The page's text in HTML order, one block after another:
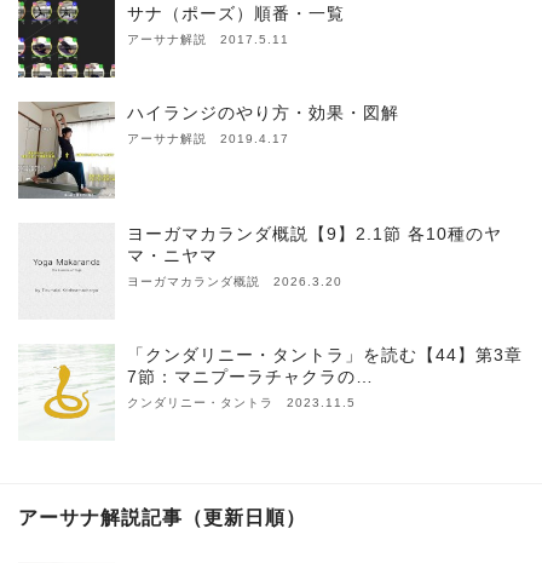
サナ（ポーズ）順番・一覧
アーサナ解説 2017.5.11
ハイランジのやり方・効果・図解
アーサナ解説 2019.4.17
ヨーガマカランダ概説【9】2.1節 各10種のヤ
マ・ニヤマ
ヨーガマカランダ概説 2026.3.20
「クンダリニー・タントラ」を読む【44】第3章
7節：マニプーラチャクラの…
クンダリニー・タントラ 2023.11.5
アーサナ解説記事（更新日順）